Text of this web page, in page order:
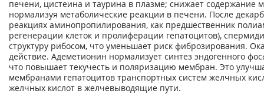
печени, цистеина и таурина в плазме; снижает содержание
нормализуя метаболические реакции в печени. После
реакциях аминопропилирования, как предшественник
регенерации клеток и пролиферации гепатоцитов),
структуру рибосом, что уменьшает риск фиброзирования.
действие. Адеметионин нормализует синтез эндогенного
что повышает текучесть и поляризацию мембран. Это
мембранами гепатоцитов транспортных систем желчных
желчных кислот в желчевыводящие пути.